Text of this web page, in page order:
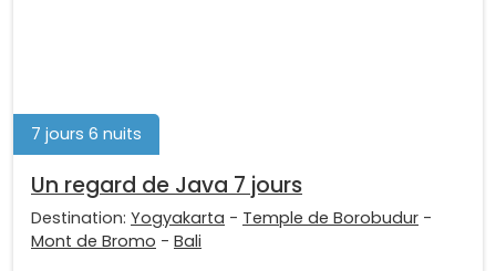
7 jours 6 nuits
Un regard de Java 7 jours
Destination: Yogyakarta - Temple de Borobudur -
Mont de Bromo - Bali